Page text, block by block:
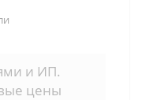
и ИП.
цены